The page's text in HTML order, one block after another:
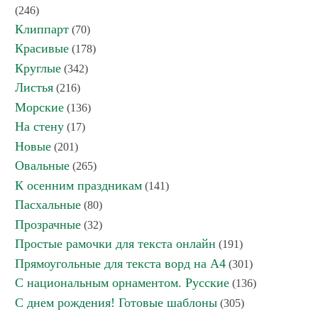
(246)
Клиппарт (70)
Красивые (178)
Круглые (342)
Листья (216)
Морские (136)
На стену (17)
Новые (201)
Овальные (265)
К осенним праздникам (141)
Пасхальные (80)
Прозрачные (32)
Простые рамочки для текста онлайн (191)
Прямоугольные для текста ворд на А4 (301)
С национальным орнаментом. Русские (136)
С днем рождения! Готовые шаблоны (305)